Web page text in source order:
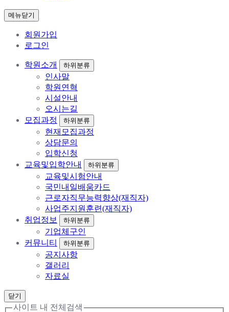
메뉴닫기
회원가입
로그인
학원소개 하위분류
인사말
학원연혁
시설안내
오시는길
모집과정
하위분류
현재모집과정
상담문의
입학신청
교육및입학안내
하위분류
교육및시험안내
국민내일배움카드
근로자직무능력향상(재직자)
사업주지원훈련(재직자)
취업정보
하위분류
기업체구인
커뮤니티
하위분류
공지사항
갤러리
자료실
닫기
사이트 내 전체검색